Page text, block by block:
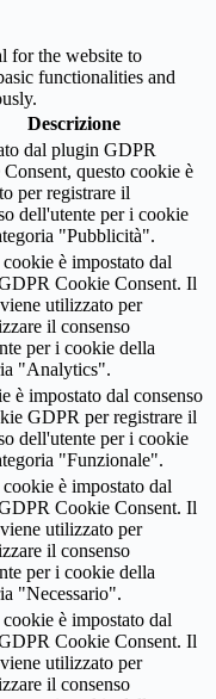
for the website to
functionalities and
Descrizione
dal plugin GDPR
questo cookie è
per registrare il
dell'utente per i cookie
"Pubblicità".
è impostato dal
Cookie Consent. Il
utilizzato per
il consenso
per i cookie della
"Analytics".
è impostato dal consenso
GDPR per registrare il
dell'utente per i cookie
"Funzionale".
è impostato dal
Cookie Consent. Il
utilizzato per
il consenso
per i cookie della
"Necessario".
è impostato dal
Cookie Consent. Il
utilizzato per
il consenso